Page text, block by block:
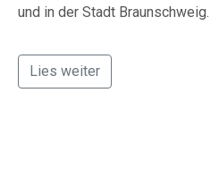
und in der Stadt Braunschweig.
Lies weiter
möchten,